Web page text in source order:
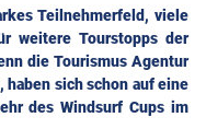
Teilnehmerfeld, viele
weitere Tourstopps der
die Tourismus Agentur
haben sich schon auf eine
des Windsurf Cups im